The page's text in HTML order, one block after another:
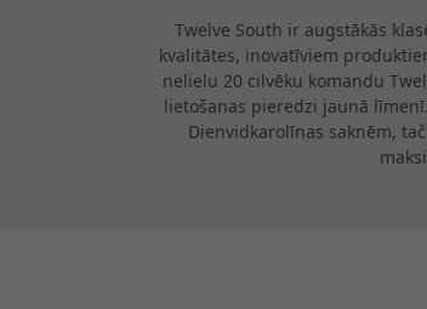
Twelve South ir augstākās
kvalitātes, inovatīviem
nelielu 20 cilvēku komandu
lietošanas pieredzi jaunā
Dienvidkarolīnas saknēm,